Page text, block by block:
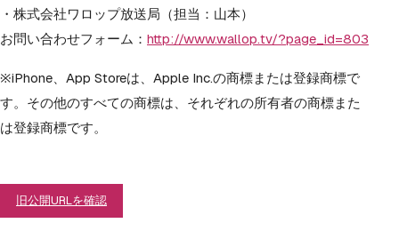
・株式会社ワロップ放送局（担当：山本）
お問い合わせフォーム： http://www.wallop.tv/?page_id=803
※iPhone、App Storeは、Apple Inc.の商標または登録商標で
す。その他のすべての商標は、それぞれの所有者の商標また
は登録商標です。
旧公開URLを確認